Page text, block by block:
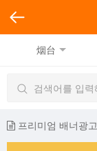
烟台
프리미엄 배너광고